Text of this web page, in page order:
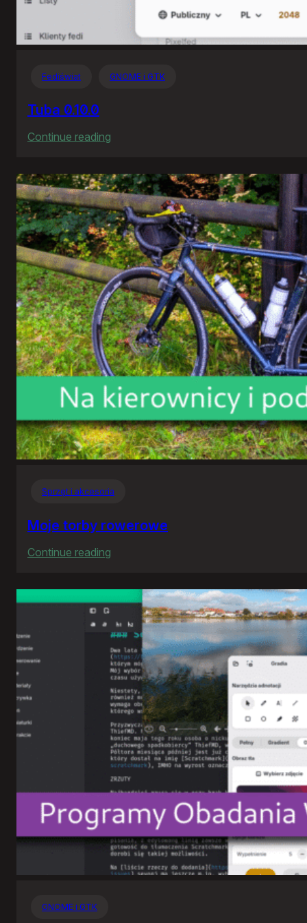
Fediświat GNOME i GTK
Tuba 0.10.0
Continue reading
0.10.0
Sprzęt i akcesoria
Moje torby rowerowe
Continue reading
torby
rowerowe
GNOME i GTK